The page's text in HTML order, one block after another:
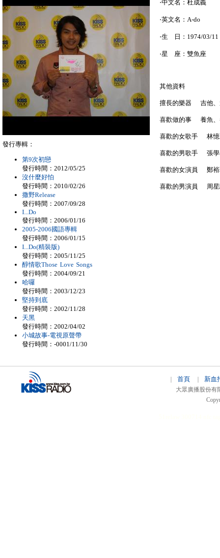
‧中文名：杜成義
‧英文名：A-do
‧生 日：1974/03/11
‧星 座：雙魚座
其他資料
擅長的樂器 吉他、
喜歡做的事 養魚、
喜歡的女歌手 林憶
喜歡的男歌手 張學
喜歡的女演員 鄭裕
喜歡的男演員 周星
發行專輯：
第9次初戀
發行時間：2012/05/25
沒什麼好怕
發行時間：2010/02/26
撒野Release
發行時間：2007/09/28
I...Do
發行時間：2006/01/16
2005-2006國語專輯
發行時間：2006/01/15
I...Do(精裝版)
發行時間：2005/11/25
醇情歌Those Love Songs
發行時間：2004/09/21
哈囉
發行時間：2003/12/23
堅持到底
發行時間：2002/11/28
天黑
發行時間：2002/04/02
小城故事-電視原聲帶
發行時間：-0001/11/30
| 首頁| 新血
大眾廣播股份有